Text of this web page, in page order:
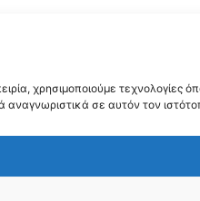
χρησιμοποιούμε
αναγνωριστικά σε αυτόν τον